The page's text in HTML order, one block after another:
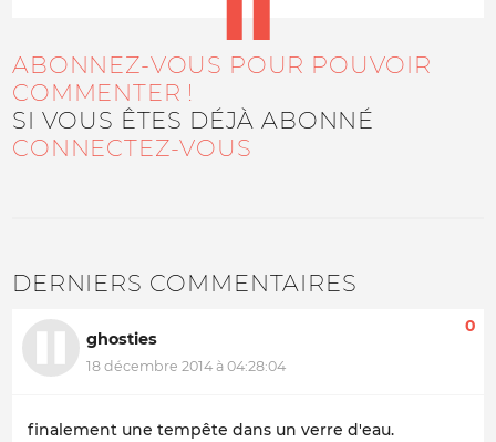
ABONNEZ-VOUS POUR POUVOIR
COMMENTER !
SI VOUS ÊTES DÉJÀ ABONNÉ
CONNECTEZ-VOUS
DERNIERS COMMENTAIRES
ghosties
18 décembre 2014 à 04:28:04
0
finalement une tempête dans un verre d'eau.